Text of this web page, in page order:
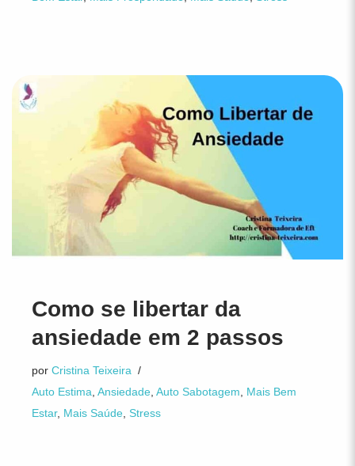
Como se libertar da
ansiedade em 2 passos
por Cristina Teixeira
Auto Estima Ansiedade Auto Sabotagem
Mais Bem
Estar, Mais Saúde Stress